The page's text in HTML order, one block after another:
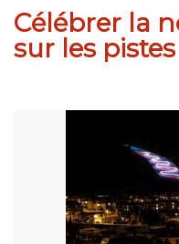
Célébrer la
sur les pistes